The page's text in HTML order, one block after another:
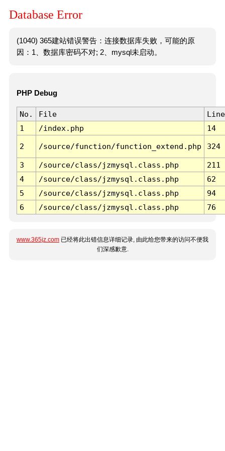
Database Error
(1040) 365建站错误警告：连接数据库失败，可能的原
因：1、数据库密码不对; 2、mysql未启动。
PHP Debug
No. File
Line
1
/index.php 14
2 /source/function/function_extend.php 324
3 /source/class/jzmysql.class.php
211
4
/source/class/jzmysql.class.php
62
5
/source/class/jzmysql.class.php
94
6
/source/class/jzmysql.class.php 76
www.365jz.com 已经将此出错信息详细记录, 由此给您带来的访问不便我
们深感歉意.